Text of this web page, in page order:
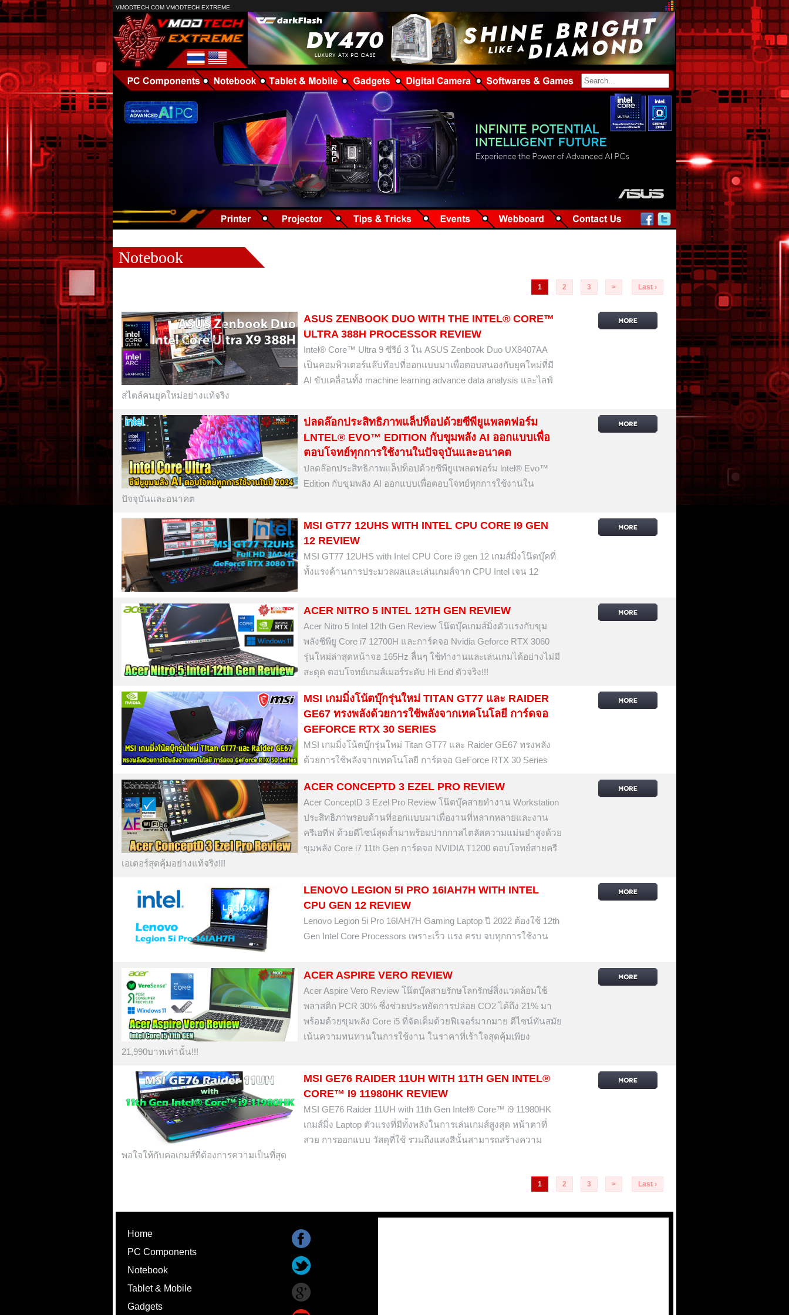
VMODTECH.COM VMODTECH EXTREME.
Notebook
1 2 3 > Last ›
ASUS ZENBOOK DUO WITH THE INTEL® CORE™
ULTRA 388H PROCESSOR REVIEW
Intel® Core™ Ultra 9 ซีรีย์ 3 ใน ASUS Zenbook Duo UX8407AA
เป็นคอมพิวเตอร์แล๊ปท๊อปที่ออกแบบมาเพื่อตอบสนองกับยุคใหม่ที่มี
AI ขับเคลื่อนทั้ง machine learning advance data analysis และไลฟ์
สไตล์คนยุคใหม่อย่างแท้จริง
ปลดล๊อกประสิทธิภาพแล็ปท็อปด้วยซีพียูแพลตฟอร์ม
LNTEL® EVO™ EDITION กับขุมพลัง AI ออกแบบเพื่อ
ตอบโจทย์ทุกการใช้งานในปัจจุบันและอนาคต
ปลดล๊อกประสิทธิภาพแล็ปท็อปด้วยซีพียูแพลตฟอร์ม lntel® Evo™
Edition กับขุมพลัง AI ออกแบบเพื่อตอบโจทย์ทุกการใช้งานใน
ปัจจุบันและอนาคต
MSI GT77 12UHS WITH INTEL CPU CORE I9 GEN
12 REVIEW
MSI GT77 12UHS with Intel CPU Core i9 gen 12 เกมส์มิ่งโน๊ตบุ๊คที่
ทั้งแรงด้านการประมวลผลและเล่นเกมส์จาก CPU Intel เจน 12
ACER NITRO 5 INTEL 12TH GEN REVIEW
Acer Nitro 5 Intel 12th Gen Review โน๊ตบุ๊คเกมส์มิ่งตัวแรงกับขุม
พลังซีพียู Core i7 12700H และการ์ดจอ Nvidia Geforce RTX 3060
รุ่นใหม่ล่าสุดหน้าจอ 165Hz ลื่นๆ ใช้ทำงานและเล่นเกมได้อย่างไม่มี
สะดุด ตอบโจทย์เกมส์เมอร์ระดับ Hi End ตัวจริง!!!
MSI เกมมิ่งโน้ตบุ๊กรุ่นใหม่ TITAN GT77 และ RAIDER
GE67 ทรงพลังด้วยการใช้พลังจากเทคโนโลยี การ์ดจอ
GEFORCE RTX 30 SERIES
MSI เกมมิ่งโน้ตบุ๊กรุ่นใหม่ Titan GT77 และ Raider GE67 ทรงพลัง
ด้วยการใช้พลังจากเทคโนโลยี การ์ดจอ GeForce RTX 30 Series
ACER CONCEPTD 3 EZEL PRO REVIEW
Acer ConceptD 3 Ezel Pro Review โน๊ตบุ๊คสายทำงาน Workstation
ประสิทธิภาพรอบด้านที่ออกแบบมาเพื่องานที่หลากหลายและงาน
ครีเอทีฟ ด้วยดีไซน์สุดล้ำมาพร้อมปากกาสไตลัสความแม่นยำสูงด้วย
ขุมพลัง Core i7 11th Gen การ์ดจอ NVIDIA T1200 ตอบโจทย์สายครี
เอเตอร์สุดคุ้มอย่างแท้จริง!!!
LENOVO LEGION 5I PRO 16IAH7H WITH INTEL
CPU GEN 12 REVIEW
Lenovo Legion 5i Pro 16IAH7H Gaming Laptop ปี 2022 ต้องใช้ 12th
Gen Intel Core Processors เพราะเร็ว แรง ครบ จบทุกการใช้งาน
ACER ASPIRE VERO REVIEW
Acer Aspire Vero Review โน๊ตบุ๊คสายรักษโลกรักษ์สิ่งแวดล้อมใช้
พลาสติก PCR 30% ซึ่งช่วยประหยัดการปล่อย CO2 ได้ถึง 21% มา
พร้อมด้วยขุมพลัง Core i5 ที่จัดเต็มด้วยฟีเจอร์มากมาย ดีไซน์ทันสมัย
เน้นความทนทานในการใช้งาน ในราคาที่เร้าใจสุดคุ้มเพียง
21,990บาทเท่านั้น!!!
MSI GE76 RAIDER 11UH WITH 11TH GEN INTEL®
CORE™ I9 11980HK REVIEW
MSI GE76 Raider 11UH with 11th Gen Intel® Core™ i9 11980HK
เกมส์มิ่ง Laptop ตัวแรงที่มีทั้งพลังในการเล่นเกมส์สูงสุด หน้าตาที่
สวย การออกแบบ วัสดุที่ใช้ รวมถึงแสงสีนั้นสามารถสร้างความ
พอใจให้กับคอเกมส์ที่ต้องการความเป็นที่สุด
1 2 3 > Last ›
Home
PC Components
Notebook
Tablet & Mobile
Gadgets